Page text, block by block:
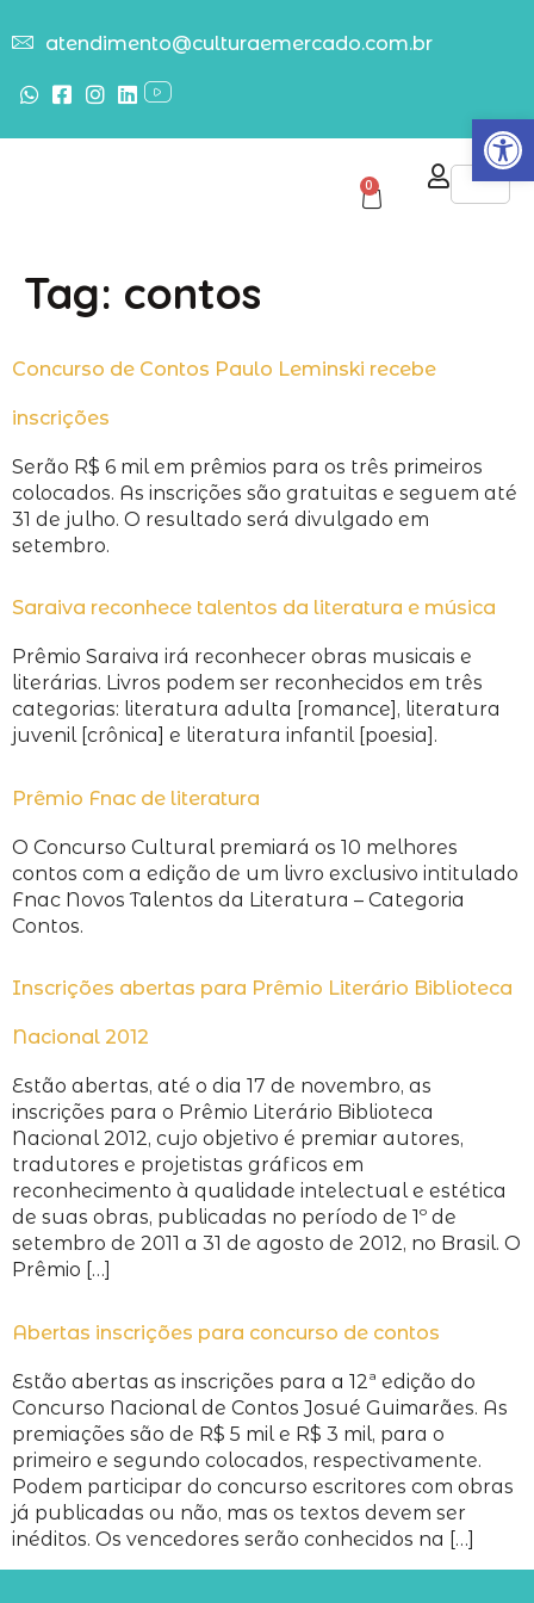
Abrir
atendimento@culturaemercado.com.br
0
Tag: contos
Concurso de Contos Paulo Leminski recebe
inscrições
Serão R$ 6 mil em prêmios para os três primeiros
colocados. As inscrições são gratuitas e seguem até
31 de julho. O resultado será divulgado em
setembro.
Saraiva reconhece talentos da literatura e música
Prêmio Saraiva irá reconhecer obras musicais e
literárias. Livros podem ser reconhecidos em três
categorias: literatura adulta [romance], literatura
juvenil [crônica] e literatura infantil [poesia].
Prêmio Fnac de literatura
O Concurso Cultural premiará os 10 melhores
contos com a edição de um livro exclusivo intitulado
Fnac Novos Talentos da Literatura – Categoria
Contos.
Inscrições abertas para Prêmio Literário Biblioteca
Nacional 2012
Estão abertas, até o dia 17 de novembro, as
inscrições para o Prêmio Literário Biblioteca
Nacional 2012, cujo objetivo é premiar autores,
tradutores e projetistas gráficos em
reconhecimento à qualidade intelectual e estética
de suas obras, publicadas no período de 1º de
setembro de 2011 a 31 de agosto de 2012, no Brasil. O
Prêmio […]
Abertas inscrições para concurso de contos
Estão abertas as inscrições para a 12ª edição do
Concurso Nacional de Contos Josué Guimarães. As
premiações são de R$ 5 mil e R$ 3 mil, para o
primeiro e segundo colocados, respectivamente.
Podem participar do concurso escritores com obras
já publicadas ou não, mas os textos devem ser
inéditos. Os vencedores serão conhecidos na […]